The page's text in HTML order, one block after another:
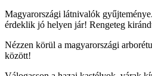
Magyarországi látnivalók
érdeklik jó helyen jár! Rengeteg
Nézzen körül a magyarországi
között!